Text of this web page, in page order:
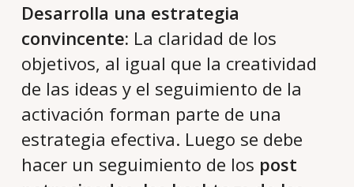
Desarrolla una estrategia
convincente: La claridad de los
objetivos, al igual que la creatividad
de las ideas y el seguimiento de la
activación forman parte de una
estrategia efectiva. Luego se debe
hacer un seguimiento de los post